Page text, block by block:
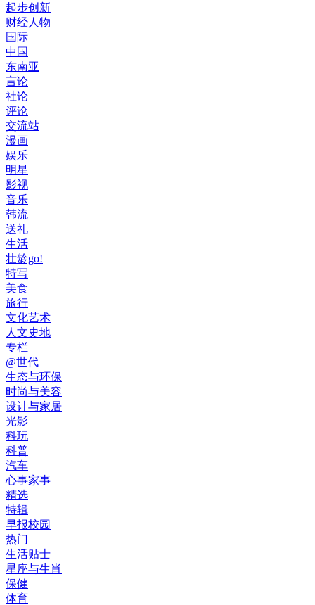
起步创新
财经人物
国际
中国
东南亚
言论
社论
评论
交流站
漫画
娱乐
明星
影视
音乐
韩流
送礼
生活
壮龄go!
特写
美食
旅行
文化艺术
人文史地
专栏
@世代
生态与环保
时尚与美容
设计与家居
光影
科玩
科普
汽车
心事家事
精选
特辑
早报校园
热门
生活贴士
星座与生肖
保健
体育